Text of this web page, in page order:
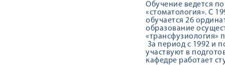
Обучение ведется
«стоматология». С
обучается 26
образование
«трансфузиология»
За период с 1992 и
участвуют в
кафедре работает